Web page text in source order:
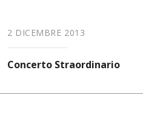
2 DICEMBRE 2013
Concerto Straordinario